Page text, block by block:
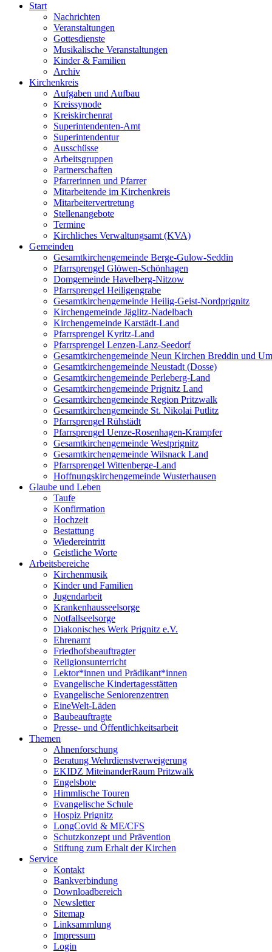
Start
Nachrichten
Veranstaltungen
Gottesdienste
Musikalische Veranstaltungen
Kinder & Familien
Archiv
Kirchenkreis
Aufgaben und Aufbau
Kreissynode
Kreiskirchenrat
Superintendenten-Amt
Superintendentur
Ausschüsse
Arbeitsgruppen
Partnerschaften
Pfarrerinnen und Pfarrer
Mitarbeitende im Kirchenkreis
Mitarbeitervertretung
Stellenangebote
Termine
Kirchliches Verwaltungsamt (KVA)
Gemeinden
Gesamtkirchengemeinde Berge-Gulow-Seddin
Pfarrsprengel Glöwen-Schönhagen
Domgemeinde Havelberg-Nitzow
Pfarrsprengel Heiligengrabe
Gesamtkirchengemeinde Heilig-Geist-Nordprignitz
Kirchengemeinde Jäglitz-Nadelbach
Kirchengemeinde Karstädt-Land
Pfarrsprengel Kyritz-Land
Pfarrsprengel Lenzen-Lanz-Seedorf
Gesamtkirchengemeinde Neun Kirchen Breddin und
Gesamtkirchengemeinde Neustadt (Dosse)
Gesamtkirchengemeinde Perleberg-Land
Gesamtkirchengemeinde Prignitz Land
Gesamtkirchengemeinde Region Pritzwalk
Gesamtkirchengemeinde St. Nikolai Putlitz
Pfarrsprengel Rühstädt
Pfarrsprengel Uenze-Rosenhagen-Krampfer
Gesamtkirchengemeinde Westprignitz
Gesamtkirchengemeinde Wilsnack Land
Pfarrsprengel Wittenberge-Land
Hoffnungskirchengemeinde Wusterhausen
Glaube und Leben
Taufe
Konfirmation
Hochzeit
Bestattung
Wiedereintritt
Geistliche Worte
Arbeitsbereiche
Kirchenmusik
Kinder und Familien
Jugendarbeit
Krankenhausseelsorge
Notfallseelsorge
Diakonisches Werk Prignitz e.V.
Ehrenamt
Friedhofsbeauftragter
Religionsunterricht
Lektor*innen und Prädikant*innen
Evangelische Kindertagesstätten
Evangelische Seniorenzentren
EineWelt-Läden
Baubeauftragte
Presse- und Öffentlichkeitsarbeit
Themen
Ahnenforschung
Beratung Wehrdienstverweigerung
EKIDZ MiteinanderRaum Pritzwalk
Engelsbote
Himmlische Touren
Evangelische Schule
Hospiz Prignitz
LongCovid & ME/CFS
Schutzkonzept und Prävention
Stiftung zum Erhalt der Kirchen
Service
Kontakt
Bankverbindung
Downloadbereich
Newsletter
Sitemap
Linksammlung
Impressum
Login